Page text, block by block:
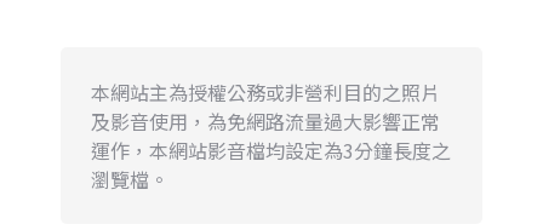
本網站主為授權公務或非營利目的之照片
及影音使用，為免網路流量過大影響正常
運作，本網站影音檔均設定為3分鐘長度之
瀏覽檔。